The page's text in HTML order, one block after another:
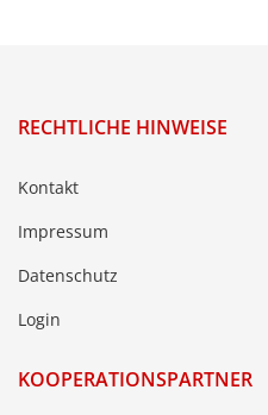
RECHTLICHE HINWEISE
Kontakt
Impressum
Datenschutz
Login
KOOPERATIONSPARTNER